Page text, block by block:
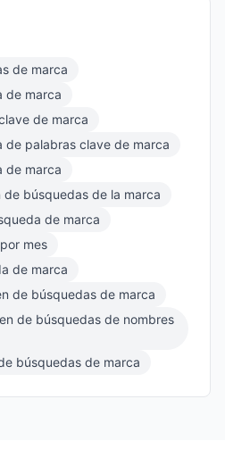
de marca
de marca
de marca
de palabras clave de marca
de marca
de búsquedas de la marca
de marca
mes
de marca
de búsquedas de marca
de búsquedas de nombres
búsquedas de marca